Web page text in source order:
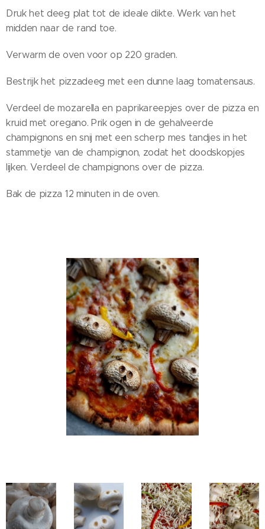
Druk het deeg plat tot de ideale dikte. Werk van het
midden naar de rand toe.
Verwarm de oven voor op 220 graden.
Bestrijk het pizzadeeg met een dunne laag tomatensaus.
Verdeel de mozarella en paprikareepjes over de pizza en
kruid met oregano. Prik ogen in de gehalveerde
champignons en snij met een scherp mes tandjes in het
stammetje van de champignon, zodat het doodskopjes
lijken. Verdeel de champignons over de pizza.
Bak de pizza 12 minuten in de oven.